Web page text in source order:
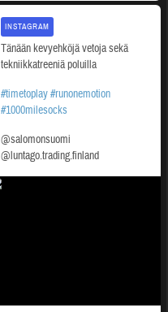
Tänään kevyehköjä vetoja sekä
tekniikkatreeniä poluilla
#timetoplay#runonemotion
#1000milesocks
@salomonsuomi
@luntago.trading.finland
INSTAGRAM